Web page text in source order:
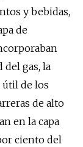
y bebidas,
de
del gas, la
útil de los
de alto
en la capa
ciento del